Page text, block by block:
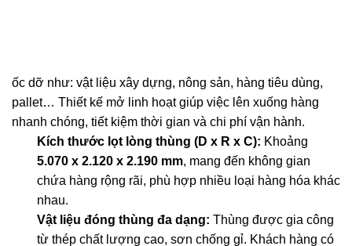
ốc dỡ như: vật liệu xây dựng, nông sản, hàng tiêu dùng,
pallet… Thiết kế mở linh hoạt giúp việc lên xuống hàng
nhanh chóng, tiết kiệm thời gian và chi phí vận hành.
Kích thước lọt lòng thùng (D x R x C): Khoảng
5.070 x 2.120 x 2.190 mm, mang đến không gian
chứa hàng rộng rãi, phù hợp nhiều loại hàng hóa khác
nhau.
Vật liệu đóng thùng đa dạng: Thùng được gia công
từ thép chất lượng cao, sơn chống gỉ. Khách hàng có